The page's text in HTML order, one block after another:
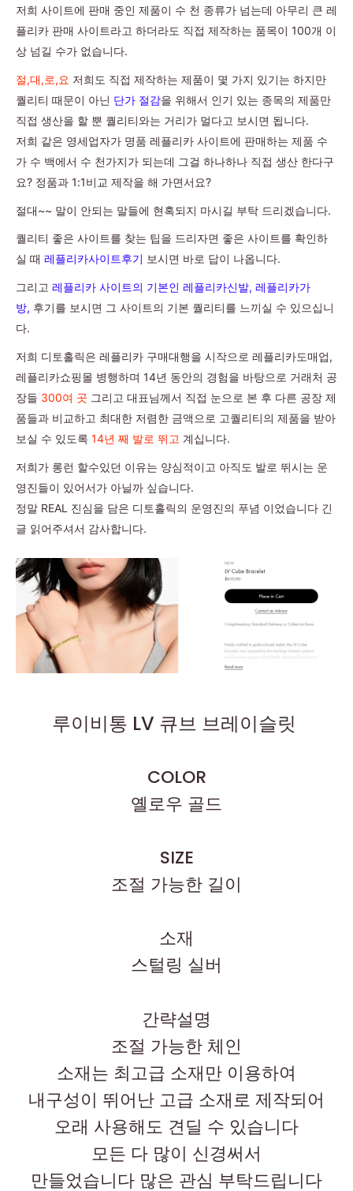
저희 사이트에 판매 중인 제품이 수 천 종류가 넘는데 아무리 큰 레
플리카 판매 사이트라고 하더라도 직접 제작하는 품목이 100개 이
상 넘길 수가 없습니다.
절,대,로,요 저희도 직접 제작하는 제품이 몇 가지 있기는 하지만
퀄리티 때문이 아닌 단가 절감을 위해서 인기 있는 종목의 제품만
직접 생산을 할 뿐 퀄리티와는 거리가 멀다고 보시면 됩니다.
저희 같은 영세업자가 명품 레플리카 사이트에 판매하는 제품 수
가 수 백에서 수 천가지가 되는데 그걸 하나하나 직접 생산 한다구
요? 정품과 1:1비교 제작을 해 가면서요?
절대~~ 말이 안되는 말들에 현혹되지 마시길 부탁 드리겠습니다.
퀄리티 좋은 사이트를 찾는 팁을 드리자면 좋은 사이트를 확인하
실 때 레플리카사이트후기 보시면 바로 답이 나옵니다.
그리고 레플리카 사이트의 기본인 레플리카신발, 레플리카가
방, 후기를 보시면 그 사이트의 기본 퀄리티를 느끼실 수 있으십니
다.
저희 디토홀릭은 레플리카 구매대행을 시작으로 레플리카도매업,
레플리카쇼핑몰 병행하며 14년 동안의 경험을 바탕으로 거래처 공
장들 300여 곳 그리고 대표님께서 직접 눈으로 본 후 다른 공장 제
품들과 비교하고 최대한 저렴한 금액으로 고퀄리티의 제품을 받아
보실 수 있도록 14년 째 발로 뛰고 계십니다.
저희가 롱런 할수있던 이유는 양심적이고 아직도 발로 뛰시는 운
영진들이 있어서가 아닐까 싶습니다.
정말 REAL 진심을 담은 디토홀릭의 운영진의 푸념 이었습니다 긴
글 읽어주셔서 감사합니다.
루이비통 LV 큐브 브레이슬릿
COLOR
옐로우 골드
SIZE
조절 가능한 길이
소재
스털링 실버
간략설명
조절 가능한 체인
소재는 최고급 소재만 이용하여
내구성이 뛰어난 고급 소재로 제작되어
오래 사용해도 견딜 수 있습니다
모든 다 많이 신경써서
만들었습니다 많은 관심 부탁드립니다